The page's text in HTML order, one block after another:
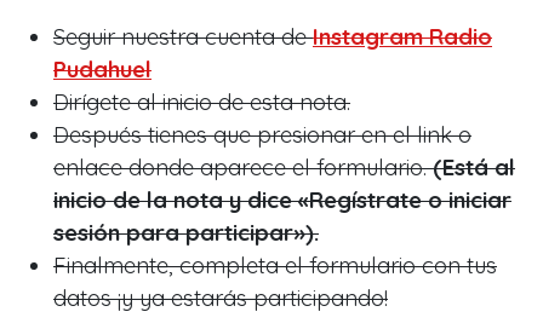
Seguir nuestra cuenta deInstagram Radio
Pudahuel
Dirígete al inicio de esta nota.
Después tienes que presionar en el link o
enlace donde aparece el formulario.(Está al
inicio de la nota y dice «Regístrate o iniciar
sesión para participar»).
Finalmente, completa el formulario con tus
datos ¡y ya estarás participando!